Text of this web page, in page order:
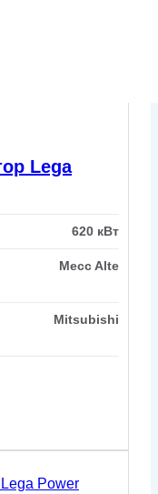
Lega
620 кВт
Mecc Alte
Mitsubishi